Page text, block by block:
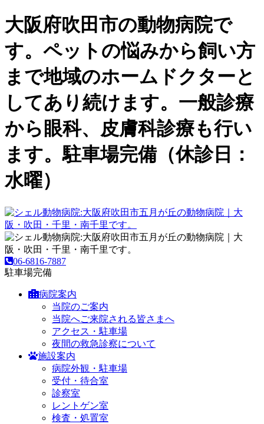
大阪府吹田市の動物病院で
す。ペットの悩みから飼い方
まで地域のホームドクターと
してあり続けます。一般診療
から眼科、皮膚科診療も行い
ます。駐車場完備（休診日：
水曜）
06-6816-7887
駐車場完備
病院案内
当院のご案内
当院へご来院される皆さまへ
アクセス・駐車場
夜間の救急診察について
施設案内
病院外観・駐車場
受付・待合室
診察室
レントゲン室
検査・処置室